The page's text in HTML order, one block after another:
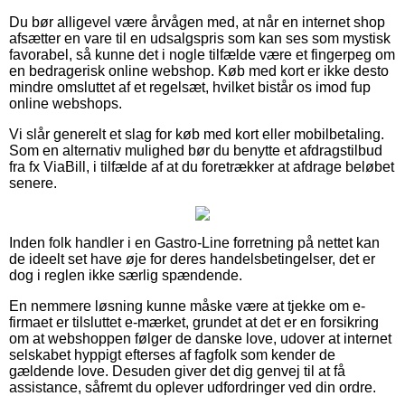
Du bør alligevel være årvågen med, at når en internet shop
afsætter en vare til en udsalgspris som kan ses som mystisk
favorabel, så kunne det i nogle tilfælde være et fingerpeg om
en bedragerisk online webshop. Køb med kort er ikke desto
mindre omsluttet af et regelsæt, hvilket bistår os imod fup
online webshops.
Vi slår generelt et slag for køb med kort eller mobilbetaling.
Som en alternativ mulighed bør du benytte et afdragstilbud
fra fx ViaBill, i tilfælde af at du foretrækker at afdrage beløbet
senere.
Inden folk handler i en Gastro-Line forretning på nettet kan
de ideelt set have øje for deres handelsbetingelser, det er
dog i reglen ikke særlig spændende.
En nemmere løsning kunne måske være at tjekke om e-
firmaet er tilsluttet e-mærket, grundet at det er en forsikring
om at webshoppen følger de danske love, udover at internet
selskabet hyppigt efterses af fagfolk som kender de
gældende love. Desuden giver det dig genvej til at få
assistance, såfremt du oplever udfordringer ved din ordre.